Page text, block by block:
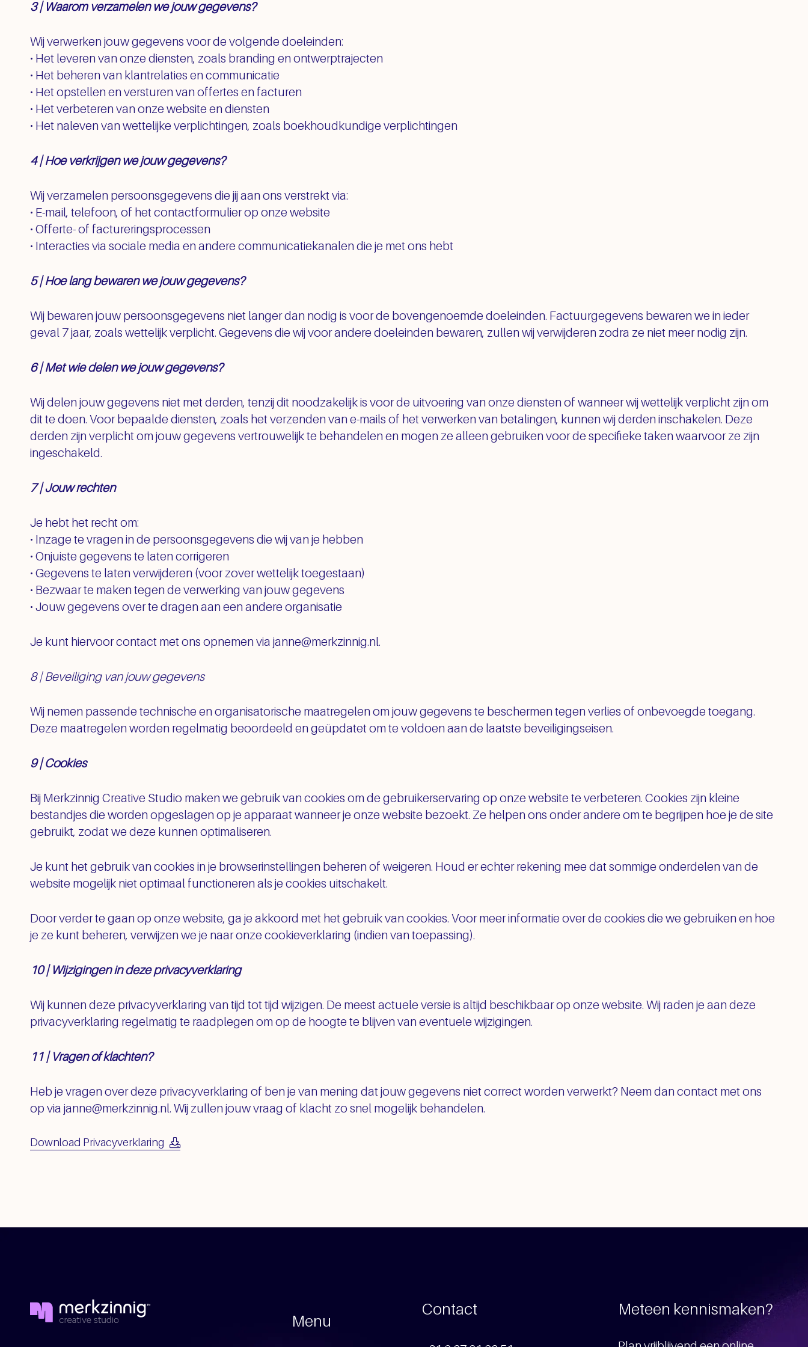
3 | Waarom verzamelen we jouw gegevens?
Wij verwerken jouw gegevens voor de volgende doeleinden:
• Het leveren van onze diensten, zoals branding en ontwerptrajecten
• Het beheren van klantrelaties en communicatie
• Het opstellen en versturen van offertes en facturen
• Het verbeteren van onze website en diensten
• Het naleven van wettelijke verplichtingen, zoals boekhoudkundige verplichtingen
4 | Hoe verkrijgen we jouw gegevens?
Wij verzamelen persoonsgegevens die jij aan ons verstrekt via:
• E-mail, telefoon, of het contactformulier op onze website
• Offerte- of factureringsprocessen
• Interacties via sociale media en andere communicatiekanalen die je met ons hebt
5 | Hoe lang bewaren we jouw gegevens?
Wij bewaren jouw persoonsgegevens niet langer dan nodig is voor de bovengenoemde doeleinden. Factuurgegevens bewaren we in ieder
geval 7 jaar, zoals wettelijk verplicht. Gegevens die wij voor andere doeleinden bewaren, zullen wij verwijderen zodra ze niet meer nodig zijn.
6 | Met wie delen we jouw gegevens?
Wij delen jouw gegevens niet met derden, tenzij dit noodzakelijk is voor de uitvoering van onze diensten of wanneer wij wettelijk verplicht zijn om
dit te doen. Voor bepaalde diensten, zoals het verzenden van e-mails of het verwerken van betalingen, kunnen wij derden inschakelen. Deze
derden zijn verplicht om jouw gegevens vertrouwelijk te behandelen en mogen ze alleen gebruiken voor de specifieke taken waarvoor ze zijn
ingeschakeld.
7 | Jouw rechten
Je hebt het recht om:
• Inzage te vragen in de persoonsgegevens die wij van je hebben
• Onjuiste gegevens te laten corrigeren
• Gegevens te laten verwijderen (voor zover wettelijk toegestaan)
• Bezwaar te maken tegen de verwerking van jouw gegevens
• Jouw gegevens over te dragen aan een andere organisatie
Je kunt hiervoor contact met ons opnemen via janne@merkzinnig.nl.
8 | Beveiliging van jouw gegevens
Wij nemen passende technische en organisatorische maatregelen om jouw gegevens te beschermen tegen verlies of onbevoegde toegang.
Deze maatregelen worden regelmatig beoordeeld en geüpdatet om te voldoen aan de laatste beveiligingseisen.
9 | Cookies
Bij Merkzinnig Creative Studio maken we gebruik van cookies om de gebruikerservaring op onze website te verbeteren. Cookies zijn kleine
bestandjes die worden opgeslagen op je apparaat wanneer je onze website bezoekt. Ze helpen ons onder andere om te begrijpen hoe je de site
gebruikt, zodat we deze kunnen optimaliseren.
Je kunt het gebruik van cookies in je browserinstellingen beheren of weigeren. Houd er echter rekening mee dat sommige onderdelen van de
website mogelijk niet optimaal functioneren als je cookies uitschakelt.
Door verder te gaan op onze website, ga je akkoord met het gebruik van cookies. Voor meer informatie over de cookies die we gebruiken en hoe
je ze kunt beheren, verwijzen we je naar onze cookieverklaring (indien van toepassing).
10 | Wijzigingen in deze privacyverklaring
Wij kunnen deze privacyverklaring van tijd tot tijd wijzigen. De meest actuele versie is altijd beschikbaar op onze website. Wij raden je aan deze
privacyverklaring regelmatig te raadplegen om op de hoogte te blijven van eventuele wijzigingen.
11 | Vragen of klachten?
Heb je vragen over deze privacyverklaring of ben je van mening dat jouw gegevens niet correct worden verwerkt? Neem dan contact met ons
op via janne@merkzinnig.nl. Wij zullen jouw vraag of klacht zo snel mogelijk behandelen.
Download Privacyverklaring
Menu
Contact Meteen kennismaken?